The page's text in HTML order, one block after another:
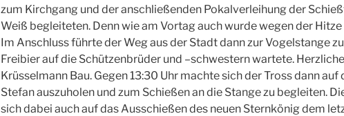
zum Kirchgang und der anschließenden Pokalverleihung der
Weiß begleiteten. Denn wie am Vortag auch wurde wegen der
Im Anschluss führte der Weg aus der Stadt dann zur Vogelstange
Freibier auf die Schützenbrüder und –schwestern wartete.
Krüsselmann Bau. Gegen 13:30 Uhr machte sich der Tross dann
Stefan auszuholen und zum Schießen an die Stange zu begleiten.
sich dabei auch auf das Ausschießen des neuen Sternkönig dem